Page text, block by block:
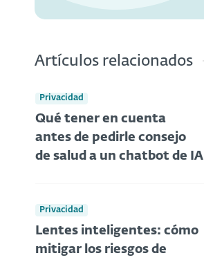
Artículos relacionados
Privacidad
Qué tener en cuenta
antes de pedirle consejo
de salud a un chatbot de IA
Privacidad
Lentes inteligentes: cómo
mitigar los riesgos de